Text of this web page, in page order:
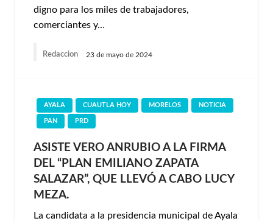
digno para los miles de trabajadores,
comerciantes y…
Redaccion 23 de mayo de 2024
AYALA CUAUTLA HOY MORELOS NOTICIA
PAN PRD
ASISTE VERO ANRUBIO A LA FIRMA
DEL “PLAN EMILIANO ZAPATA
SALAZAR”, QUE LLEVÓ A CABO LUCY
MEZA.
La candidata a la presidencia municipal de Ayala